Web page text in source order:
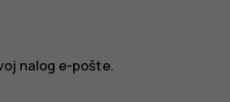
nalog e-pošte.